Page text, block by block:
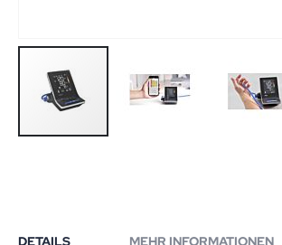
DETAILS MEHR INFORMATIONEN